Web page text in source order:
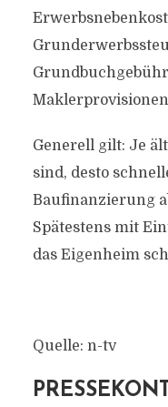
Generell gilt: Je
sind, desto
Baufinanzierung
Spätestens mit
das Eigenheim
Quelle: n-tv